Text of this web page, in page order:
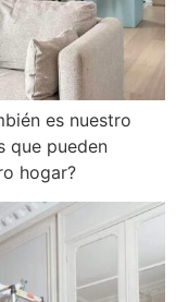
es nuestro
que pueden
hogar?